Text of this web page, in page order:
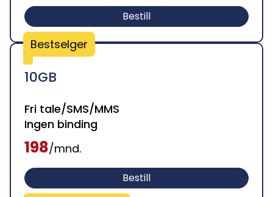
Bestill
Bestselger
10GB
Fri tale/SMS/MMS
Ingen binding
198/mnd.
Bestill